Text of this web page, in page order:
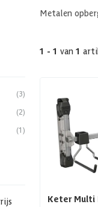
(3)
(2)
(1)
Metalen
1 - 1 van 1
Keter Multi